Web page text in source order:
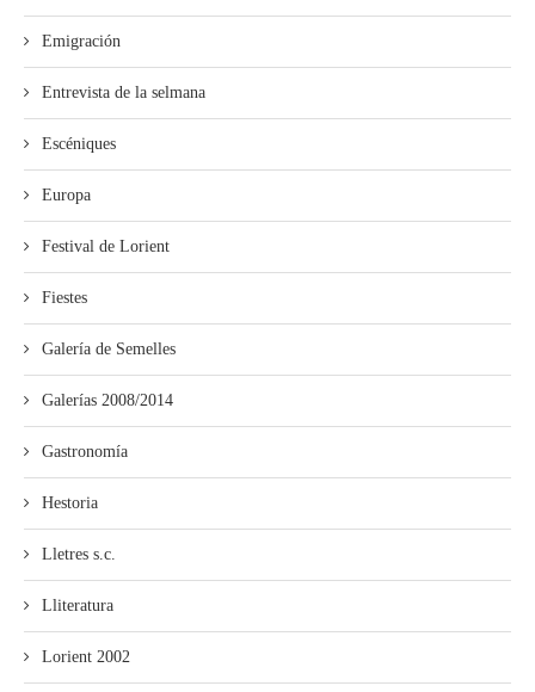
Emigración
Entrevista de la selmana
Escéniques
Europa
Festival de Lorient
Fiestes
Galería de Semelles
Galerías 2008/2014
Gastronomía
Hestoria
Lletres s.c.
Lliteratura
Lorient 2002